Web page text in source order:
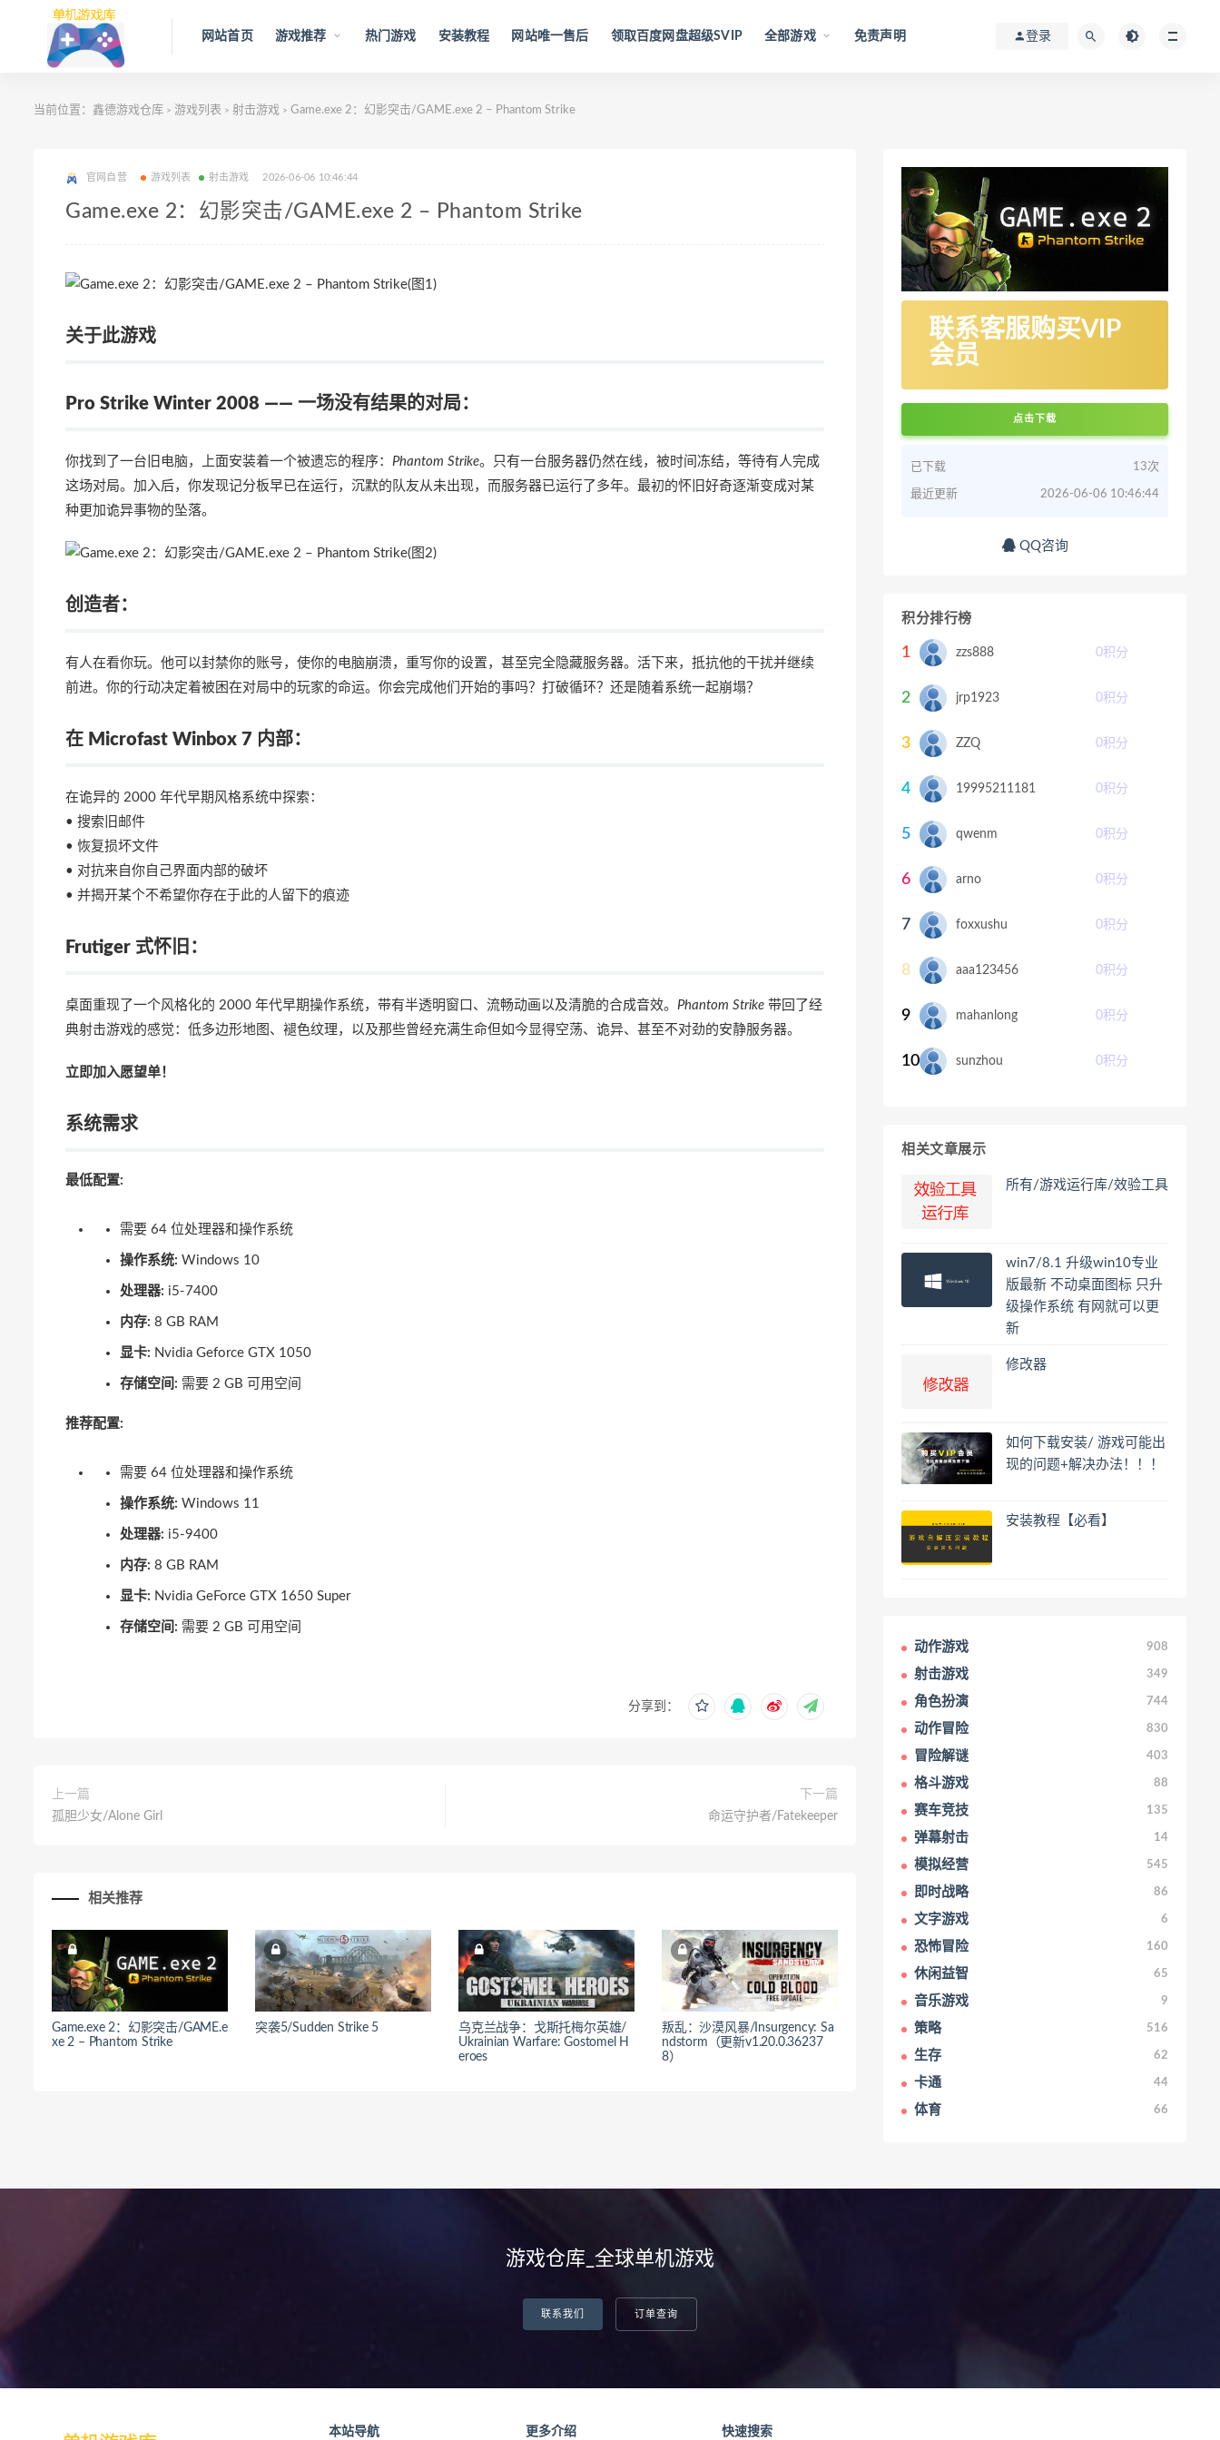
网站首页 游戏推荐 热门游戏 安装教程 网站唯一售后 领取百度网盘超级SVIP 全部游戏 免责声明 登录
当前位置： 鑫德游戏仓库 > 游戏列表 > 射击游戏 > Game.exe 2：幻影突击/GAME.exe 2 – Phantom Strike
官网自营 游戏列表 射击游戏 2026-06-06 10:46:44
Game.exe 2：幻影突击/GAME.exe 2 – Phantom Strike
关于此游戏
Pro Strike Winter 2008 —— 一场没有结果的对局：
你找到了一台旧电脑，上面安装着一个被遗忘的程序： Phantom Strike。只有一台服务器仍然在线，被时间冻结，等待有人完成
这场对局。加入后，你发现记分板早已在运行，沉默的队友从未出现，而服务器已运行了多年。最初的怀旧好奇逐渐变成对某
种更加诡异事物的坠落。
创造者：
有人在看你玩。他可以封禁你的账号，使你的电脑崩溃，重写你的设置，甚至完全隐藏服务器。活下来，抵抗他的干扰并继续
前进。你的行动决定着被困在对局中的玩家的命运。你会完成他们开始的事吗？打破循环？还是随着系统一起崩塌？
在 Microfast Winbox 7 内部：
在诡异的 2000 年代早期风格系统中探索：
• 搜索旧邮件
• 恢复损坏文件
• 对抗来自你自己界面内部的破坏
• 并揭开某个不希望你存在于此的人留下的痕迹
Frutiger 式怀旧：
桌面重现了一个风格化的 2000 年代早期操作系统，带有半透明窗口、流畅动画以及清脆的合成音效。 Phantom Strike 带回了经
典射击游戏的感觉：低多边形地图、褪色纹理，以及那些曾经充满生命但如今显得空荡、诡异、甚至不对劲的安静服务器。
立即加入愿望单！
系统需求
最低配置:
需要 64 位处理器和操作系统
操作系统: Windows 10
处理器: i5-7400
内存: 8 GB RAM
显卡: Nvidia Geforce GTX 1050
存储空间: 需要 2 GB 可用空间
推荐配置:
需要 64 位处理器和操作系统
操作系统: Windows 11
处理器: i5-9400
内存: 8 GB RAM
显卡: Nvidia GeForce GTX 1650 Super
存储空间: 需要 2 GB 可用空间
分享到：
上一篇
孤胆少女/Alone Girl
下一篇
命运守护者/Fatekeeper
相关推荐
Game.exe 2：幻影突击/GAME.e
xe 2 – Phantom Strike
突袭5/Sudden Strike 5
乌克兰战争：戈斯托梅尔英雄/
Ukrainian Warfare: Gostomel H
eroes
叛乱：沙漠风暴/Insurgency: Sa
ndstorm（更新v1.20.0.36237
8）
联系客服购买VIP
会员
点击下载
已下载 13次
最近更新 2026-06-06 10:46:44
QQ咨询
积分排行榜
1 zzs888 0积分
2 jrp1923 0积分
3 ZZQ 0积分
4 19995211181 0积分
5 qwenm 0积分
6 arno 0积分
7 foxxushu 0积分
8 aaa123456 0积分
9 mahanlong 0积分
10 sunzhou 0积分
相关文章展示
所有/游戏运行库/效验工具
win7/8.1 升级win10专业
版最新 不动桌面图标 只升
级操作系统 有网就可以更
新
修改器
如何下载安装/ 游戏可能出
现的问题+解决办法！！！
安装教程【必看】
动作游戏 908
射击游戏 349
角色扮演 744
动作冒险 830
冒险解谜 403
格斗游戏 88
赛车竞技 135
弹幕射击 14
模拟经营 545
即时战略 86
文字游戏 6
恐怖冒险 160
休闲益智 65
音乐游戏 9
策略 516
生存 62
卡通 44
体育 66
游戏仓库_全球单机游戏
联系我们 订单查询
本站导航 更多介绍 快速搜索